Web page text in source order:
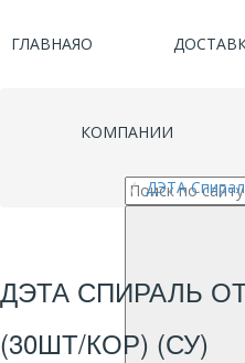
ГЛАВНАЯО
КОМПАНИИ
ДЭТА
ДЭТА СПИРАЛЬ
(30ШТ/КОР) (СУ)